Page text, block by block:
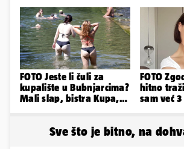
FOTO Jeste li čuli za
kupalište u Bubnjarcima?
Mali slap, bistra Kupa,
FOTO
hitno
sam već
Sve što je bitno, na